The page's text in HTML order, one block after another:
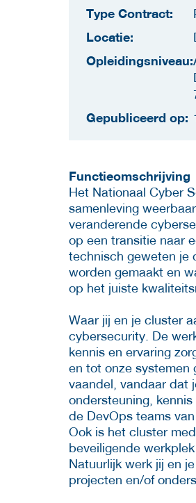
Type Contract:
Locatie:
Opleidingsniveau:
Gepubliceerd op:
Functieomschrijving
Het Nationaal Cyber
samenleving
veranderende
op een transitie naar
technisch geweten je
worden gemaakt en
op het juiste
Waar jij en je cluster
cybersecurity. De
kennis en ervaring
en tot onze systemen
vaandel, vandaar dat
ondersteuning,
de DevOps teams
Ook is het cluster
beveiligende
Natuurlijk werk jij en
projecten en/of